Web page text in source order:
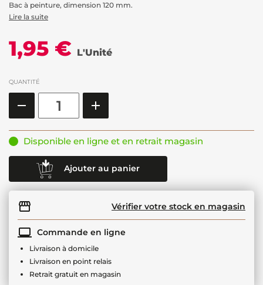
Bac à peinture, dimension 120 mm.
Lire la suite
1,95 € L'Unité
QUANTITÉ
Disponible en ligne et en retrait magasin
Ajouter au panier
Vérifier votre stock en magasin
Commande en ligne
Livraison à domicile
Livraison en point relais
Retrait gratuit en magasin